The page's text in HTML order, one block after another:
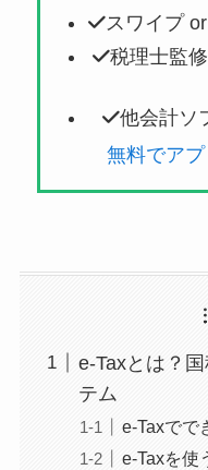
スワイプ
税理士監
他会計ソ
無料でア
e-Taxとは？
テム
e-Taxでで
e-Taxを使